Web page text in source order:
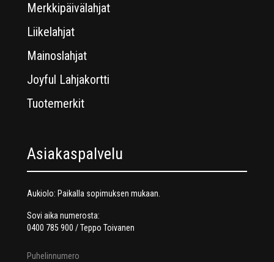
Merkkipäivälahjat
Liikelahjat
Mainoslahjat
Joyful Lahjakortti
Tuotemerkit
Asiakaspalvelu
Aukiolo: Paikalla sopimuksen mukaan.
Sovi aika numerosta:
0400 785 900 / Teppo Toivanen
Puhelinnumero